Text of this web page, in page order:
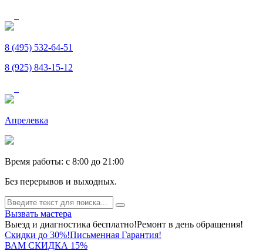
8 (495) 532-64-51
8 (925) 843-15-12
Апрелевка
Время работы: c 8:00 до 21:00
Без перерывов и выходных.
Вызвать мастера
Выезд и диагностика бесплатно!Ремонт в день обращения!
Скидки до 30%!Письменная Гарантия!
ВАМ СКИДКА 15%